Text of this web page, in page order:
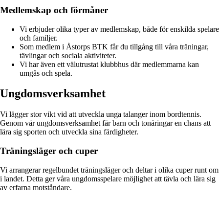
Medlemskap och förmåner
Vi erbjuder olika typer av medlemskap, både för enskilda spelare
och familjer.
Som medlem i Åstorps BTK får du tillgång till våra träningar,
tävlingar och sociala aktiviteter.
Vi har även ett välutrustat klubbhus där medlemmarna kan
umgås och spela.
Ungdomsverksamhet
Vi lägger stor vikt vid att utveckla unga talanger inom bordtennis.
Genom vår ungdomsverksamhet får barn och tonåringar en chans att
lära sig sporten och utveckla sina färdigheter.
Träningsläger och cuper
Vi arrangerar regelbundet träningsläger och deltar i olika cuper runt om
i landet. Detta ger våra ungdomsspelare möjlighet att tävla och lära sig
av erfarna motståndare.